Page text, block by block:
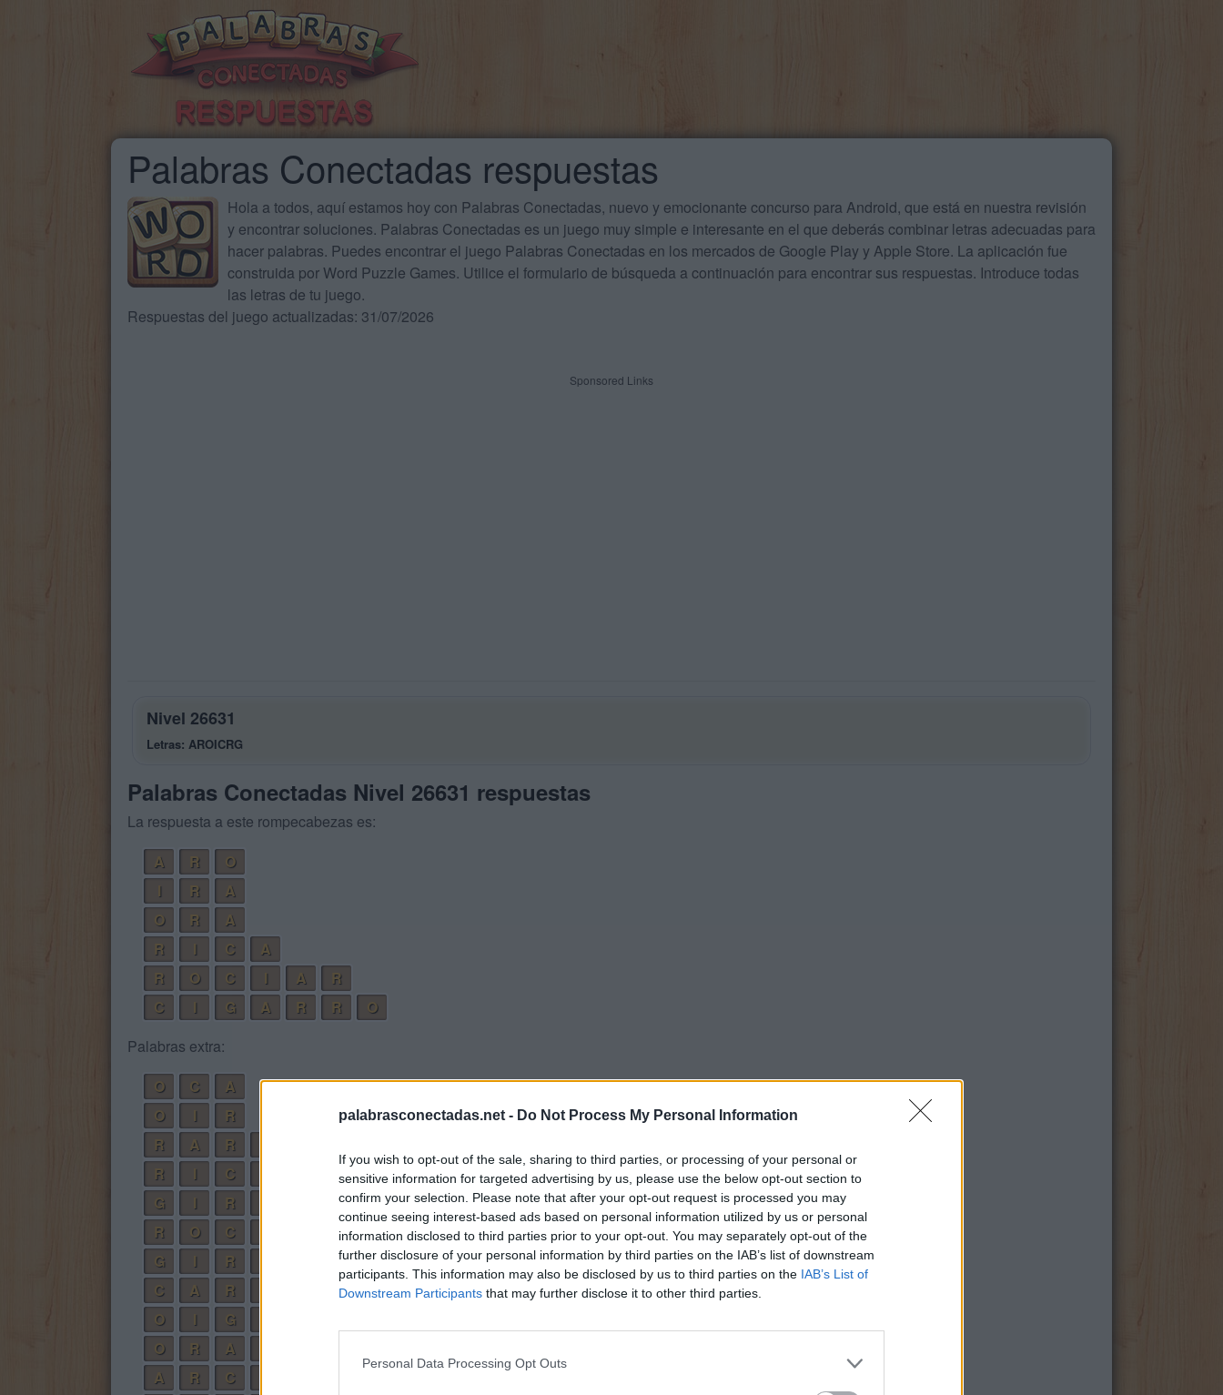
palabrasconectadas.net - Do Not Process My Personal Information
If you wish to opt-out of the sale, sharing to third parties, or processing of your personal or
sensitive information for targeted advertising by us, please use the below opt-out section to
confirm your selection. Please note that after your opt-out request is processed you may
continue seeing interest-based ads based on personal information utilized by us or personal
information disclosed to third parties prior to your opt-out. You may separately opt-out of the
further disclosure of your personal information by third parties on the IAB’s list of downstream
participants. This information may also be disclosed by us to third parties on the IAB’s List of
Downstream Participants that may further disclose it to other third parties.
Personal Data Processing Opt Outs
Palabras Conectadas respuestas
Hola a todos, aquí estamos hoy con Palabras Conectadas, nuevo y emocionante concurso para Android, que está en nuestra revisión
y encontrar soluciones. Palabras Conectadas es un juego muy simple e interesante en el que deberás combinar letras adecuadas para
hacer palabras. Puedes encontrar el juego Palabras Conectadas en los mercados de Google Play y Apple Store. La aplicación fue
construida por Word Puzzle Games. Utilice el formulario de búsqueda a continuación para encontrar sus respuestas. Introduce todas
las letras de tu juego.
Respuestas del juego actualizadas: 31/07/2026
Sponsored Links
Nivel 26631
Letras: AROICRG
Palabras Conectadas Nivel 26631 respuestas
La respuesta a este rompecabezas es:
A
R
O
R
A
O
R
A
R
C
A
R
O C I A
R
C
G A R R
O
Palabras extra:
O
C
A
O
R
R
A R
R
C
G
R
R
O C
G
R
C
A R
O
G
O
R A
A
R C